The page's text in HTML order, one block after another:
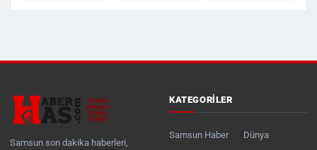
Samsun son dakika haberleri,
KATEGORILER
Samsun Haber Dünya